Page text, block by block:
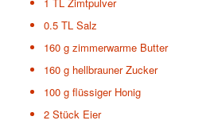
1 TL Zimtpulver
0.5 TL Salz
160 g zimmerwarme Butter
160 g hellbrauner Zucker
100 g flüssiger Honig
2 Stück Eier